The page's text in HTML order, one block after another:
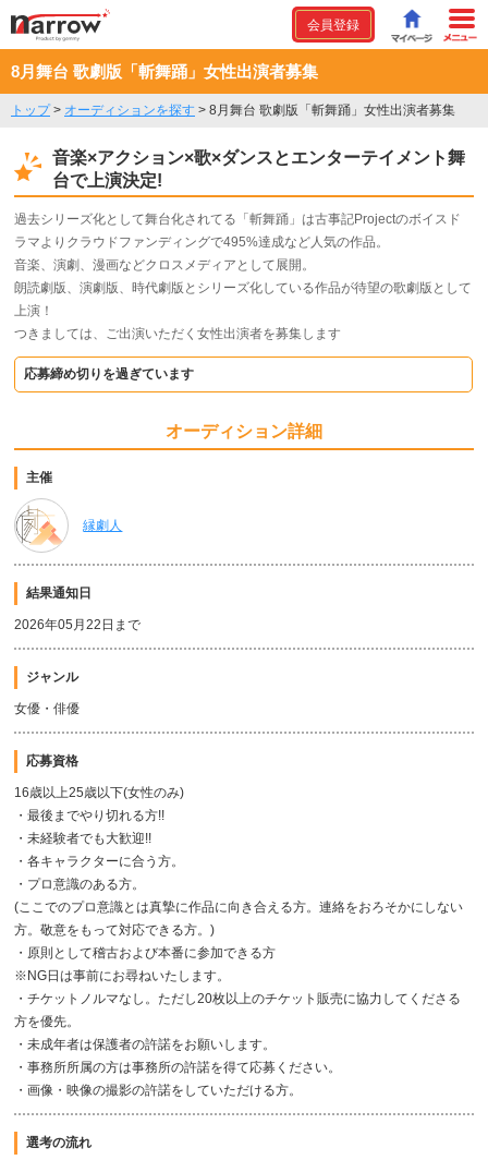
会員登録
8月舞台 歌劇版「斬舞踊」女性出演者募集
トップ> オーディションを探す > 8月舞台 歌劇版「斬舞踊」女性出演者募集
音楽×アクション×歌×ダンスとエンターテイメント舞
台で上演決定!
過去シリーズ化として舞台化されてる「斬舞踊」は古事記Projectのボイスド
ラマよりクラウドファンディングで495%達成など人気の作品。
音楽、演劇、漫画などクロスメディアとして展開。
朗読劇版、演劇版、時代劇版とシリーズ化している作品が待望の歌劇版として
上演！
つきましては、ご出演いただく女性出演者を募集します
応募締め切りを過ぎています
オーディション詳細
主催
縁劇人
結果通知日
2026年05月22日まで
ジャンル
女優・俳優
応募資格
16歳以上25歳以下(女性のみ)
・最後までやり切れる方!!
・未経験者でも大歓迎!!
・各キャラクターに合う方。
・プロ意識のある方。
(ここでのプロ意識とは真摯に作品に向き合える方。連絡をおろそかにしない
方。敬意をもって対応できる方。)
・原則として稽古および本番に参加できる方
※NG日は事前にお尋ねいたします。
・チケットノルマなし。ただし20枚以上のチケット販売に協力してくださる
方を優先。
・未成年者は保護者の許諾をお願いします。
・事務所所属の方は事務所の許諾を得て応募ください。
・画像・映像の撮影の許諾をしていただける方。
選考の流れ